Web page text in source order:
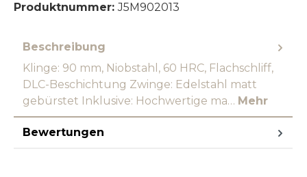
Produktnummer:J5M902013
Beschreibung
Klinge: 90 mm, Niobstahl, 60 HRC, Flachschliff,
DLC-Beschichtung Zwinge: Edelstahl matt
gebürstet Inklusive: Hochwertige ma… Mehr
Bewertungen